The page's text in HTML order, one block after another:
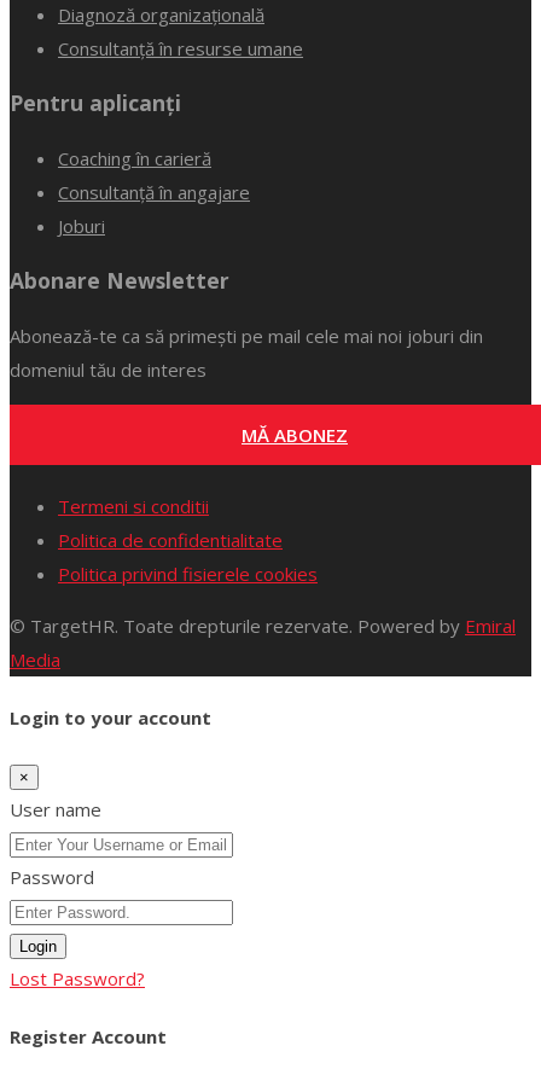
Diagnoză organizațională
Consultanță în resurse umane
Pentru aplicanți
Coaching în carieră
Consultanță în angajare
Joburi
Abonare Newsletter
Abonează-te ca să primești pe mail cele mai noi joburi din
domeniul tău de interes
MĂ ABONEZ
Termeni si conditii
Politica de confidentialitate
Politica privind fisierele cookies
© TargetHR. Toate drepturile rezervate. Powered by Emiral
Media
Login to your account
×
User name
Password
Login
Lost Password?
Register Account